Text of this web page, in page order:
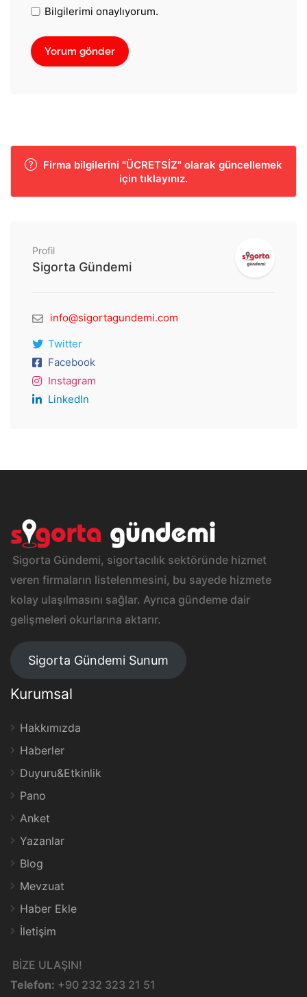
Bilgilerimi onaylıyorum.
Firma bilgilerini "ÜCRETSİZ" olarak güncellemek
için tıklayınız.
Profil
Sigorta Gündemi
info@sigortagundemi.com
Twitter
Facebook
Instagram
LinkedIn
Sigorta Gündemi, sigortacılık sektöründe hizmet
veren firmaların listelenmesini, bu sayede hizmete
kolay ulaşılmasını sağlar. Ayrıca gündeme dair
gelişmeleri okurlarına aktarır.
Sigorta Gündemi Sunum
Kurumsal
Hakkımızda
Haberler
Duyuru&Etkinlik
Pano
Anket
Yazanlar
Blog
Mevzuat
Haber Ekle
İletişim
BİZE ULAŞIN!
Telefon: +90 232 323 21 51